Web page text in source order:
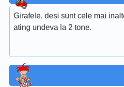
Girafele, desi sunt cele mai
ating undeva la 2 tone.